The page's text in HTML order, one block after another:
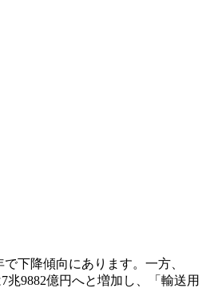
下降傾向にあります。一方、
兆9882億円へと増加し、「輸送用